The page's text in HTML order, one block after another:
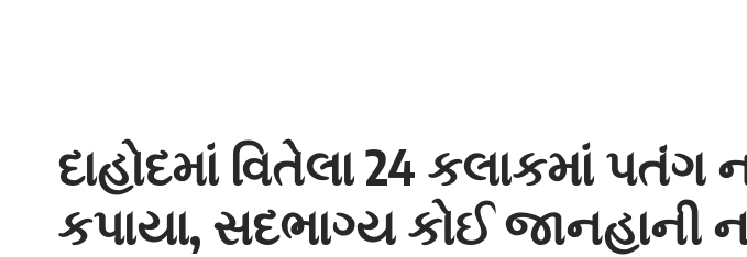
દાહોદમાં વિતેલા 24 કલાકમાં પતંગ
કપાયા, સદભાગ્ય કોઈ જાનહાની